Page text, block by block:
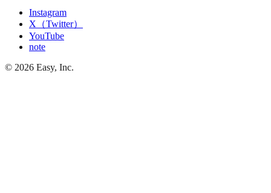
Instagram
X（Twitter）
YouTube
note
© 2026 Easy, Inc.